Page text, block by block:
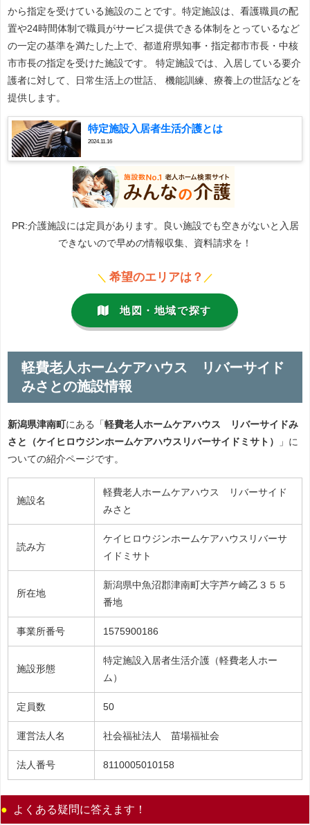
から指定を受けている施設のことです。特定施設は、看護職員の配
置や24時間体制で職員がサービス提供できる体制をとっているなど
の一定の基準を満たした上で、都道府県知事・指定都市市長・中核
市市長の指定を受けた施設です。 特定施設では、入居している要介
護者に対して、日常生活上の世話、 機能訓練、療養上の世話などを
提供します。
特定施設入居者生活介護とは
2024.11.16
PR:介護施設には定員があります。良い施設でも空きがないと入居
できないので早めの情報収集、資料請求を！
＼ 希望のエリアは？ ／
地図・地域で探す
軽費老人ホームケアハウス リバーサイド
みさとの施設情報
新潟県津南町 にある「 軽費老人ホームケアハウス リバーサイドみ
さと（ケイヒロウジンホームケアハウスリバーサイドミサト）
」に
ついての紹介ページです。
施設名
軽費老人ホームケアハウス リバーサイド
みさと
読み方
ケイヒロウジンホームケアハウスリバーサ
イドミサト
所在地
新潟県中魚沼郡津南町大字芦ケ崎乙３５５
番地
事業所番号 1575900186
施設形態
特定施設入居者生活介護（軽費老人ホー
ム）
定員数 50
運営法人名 社会福祉法人 苗場福祉会
法人番号 8110005010158
よくある疑問に答えます！